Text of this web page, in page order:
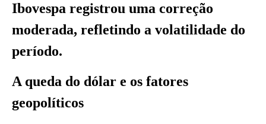
Ibovespa registrou uma correção
moderada, refletindo a volatilidade do
período.
A queda do dólar e os fatores
geopolíticos